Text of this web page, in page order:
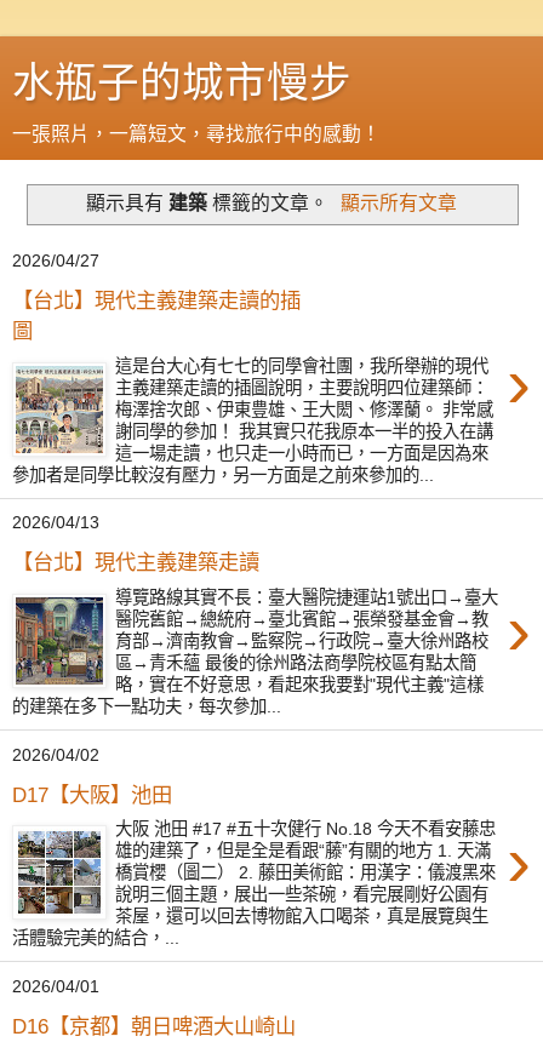
水瓶子的城市慢步
一張照片，一篇短文，尋找旅行中的感動！
顯示具有 建築標籤的文章。 顯示所有文章
2026/04/27
【台北】現代主義建築走讀的插
圖
›
這是台大心有七七的同學會社團，我所舉辦的現代
主義建築走讀的插圖說明，主要說明四位建築師：
梅澤捨次郎、伊東豊雄、王大閎、修澤蘭。 非常感
謝同學的參加！ 我其實只花我原本一半的投入在講
這一場走讀，也只走一小時而已，一方面是因為來
參加者是同學比較沒有壓力，另一方面是之前來參加的...
2026/04/13
【台北】現代主義建築走讀
›
導覽路線其實不長：臺大醫院捷運站1號出口→臺大
醫院舊館→總統府→臺北賓館→張榮發基金會→教
育部→濟南教會→監察院→行政院→臺大徐州路校
區→青禾蘊 最後的徐州路法商學院校區有點太簡
略，實在不好意思，看起來我要對"現代主義"這樣
的建築在多下一點功夫，每次參加...
2026/04/02
D17【大阪】池田
›
大阪 池田 #17 #五十次健行 No.18 今天不看安藤忠
雄的建築了，但是全是看跟“藤”有關的地方 1. 天滿
橋賞櫻（圖二） 2. 藤田美術館：用漢字：儀渡黑來
說明三個主題，展出一些茶碗，看完展剛好公園有
茶屋，還可以回去博物館入口喝茶，真是展覽與生
活體驗完美的結合，...
2026/04/01
D16【京都】朝日啤酒大山崎山